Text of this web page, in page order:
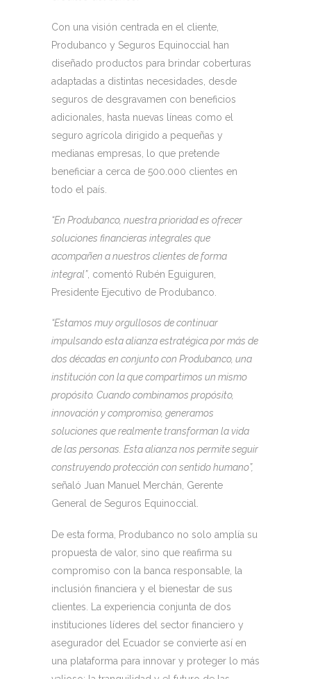
Con una visión centrada en el cliente,
Produbanco y Seguros Equinoccial han
diseñado productos para brindar coberturas
adaptadas a distintas necesidades, desde
seguros de desgravamen con beneficios
adicionales, hasta nuevas líneas como el
seguro agrícola dirigido a pequeñas y
medianas empresas, lo que pretende
beneficiar a cerca de 500.000 clientes en
todo el país.
“En Produbanco, nuestra prioridad es ofrecer
soluciones financieras integrales que
acompañen a nuestros clientes de forma
integral”, comentó Rubén Eguiguren,
Presidente Ejecutivo de Produbanco.
“Estamos muy orgullosos de continuar
impulsando esta alianza estratégica por más de
dos décadas en conjunto con Produbanco, una
institución con la que compartimos un mismo
propósito. Cuando combinamos propósito,
innovación y compromiso, generamos
soluciones que realmente transforman la vida
de las personas. Esta alianza nos permite seguir
construyendo protección con sentido humano”,
señaló Juan Manuel Merchán, Gerente
General de Seguros Equinoccial.
De esta forma, Produbanco no solo amplía su
propuesta de valor, sino que reafirma su
compromiso con la banca responsable, la
inclusión financiera y el bienestar de sus
clientes. La experiencia conjunta de dos
instituciones líderes del sector financiero y
asegurador del Ecuador se convierte así en
una plataforma para innovar y proteger lo más